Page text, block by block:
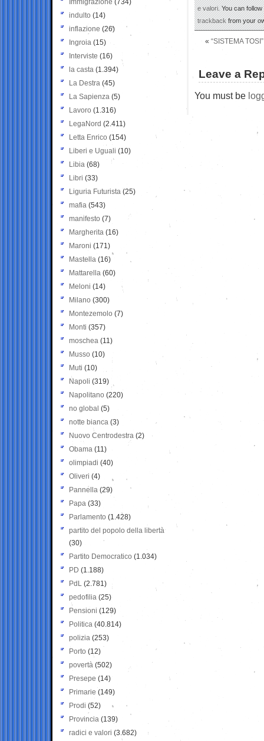
e valori. You can
trackbackfrom your
« “SISTEMA
Leave a
You must be
Immigrazione (734)
indulto (14)
inflazione (26)
Ingroia (15)
Interviste (16)
la casta (1.394)
La Destra (45)
La Sapienza (5)
Lavoro (1.316)
LegaNord (2.411)
Letta Enrico (154)
Liberi e Uguali (10)
Libia (68)
Libri (33)
Liguria Futurista (25)
mafia (543)
manifesto (7)
Margherita (16)
Maroni (171)
Mastella (16)
Mattarella (60)
Meloni (14)
Milano (300)
Montezemolo (7)
Monti (357)
moschea (11)
Musso (10)
Muti (10)
Napoli (319)
Napolitano (220)
no global (5)
notte bianca (3)
Nuovo Centrodestra (2)
Obama (11)
olimpiadi (40)
Oliveri (4)
Pannella (29)
Papa (33)
Parlamento (1.428)
partito del popolo della libertà
(30)
Partito Democratico (1.034)
PD (1.188)
PdL (2.781)
pedofilia (25)
Pensioni (129)
Politica (40.814)
polizia (253)
Porto (12)
povertà (502)
Presepe (14)
Primarie (149)
Prodi (52)
Provincia (139)
radici e valori (3.682)